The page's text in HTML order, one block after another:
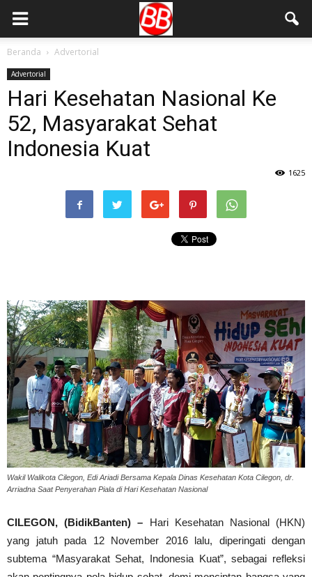
Beranda Advertorial
Advertorial
Hari Kesehatan Nasional Ke
52, Masyarakat Sehat
Indonesia Kuat
1625
Wakil Walikota Cilegon, Edi Ariadi Bersama Kepala Dinas Kesehatan Kota Cilegon, dr.
Arriadna Saat Penyerahan Piala di Hari Kesehatan Nasional
CILEGON, (BidikBanten) – Hari Kesehatan Nasional (HKN)
yang jatuh pada 12 November 2016 lalu, diperingati dengan
subtema “Masyarakat Sehat, Indonesia Kuat”, sebagai refleksi